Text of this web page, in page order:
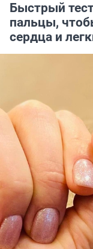
Быстрый
пальцы,
сердца и